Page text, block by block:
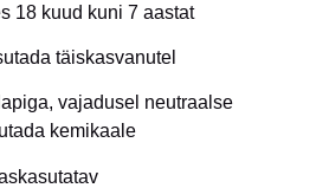
18 kuud kuni 7 aastat
täiskasvanutel
vajadusel neutraalse
kemikaale